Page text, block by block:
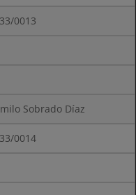
0013
Sobrado Díaz
0014